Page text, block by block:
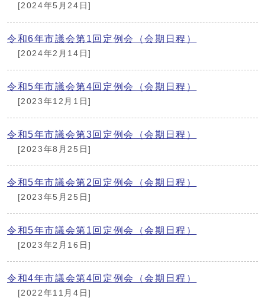
[2024年5月24日]
令和6年市議会第1回定例会（会期日程）
[2024年2月14日]
令和5年市議会第4回定例会（会期日程）
[2023年12月1日]
令和5年市議会第3回定例会（会期日程）
[2023年8月25日]
令和5年市議会第2回定例会（会期日程）
[2023年5月25日]
令和5年市議会第1回定例会（会期日程）
[2023年2月16日]
令和4年市議会第4回定例会（会期日程）
[2022年11月4日]